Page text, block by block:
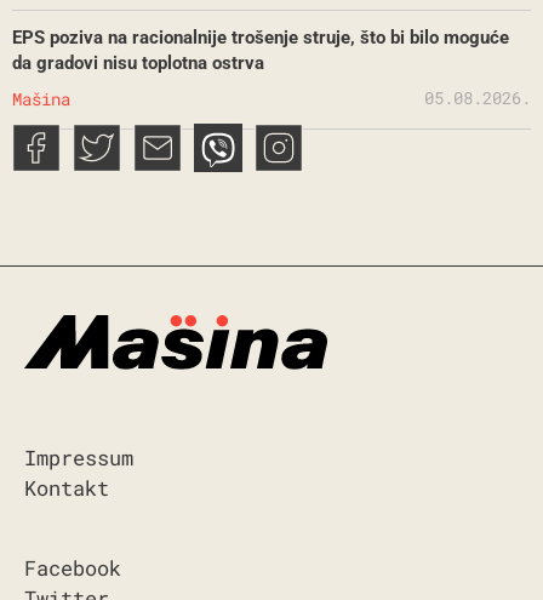
EPS poziva na racionalnije trošenje struje, što bi bilo moguće
da gradovi nisu toplotna ostrva
Mašina 05.08.2026.
Impressum
Kontakt
Facebook